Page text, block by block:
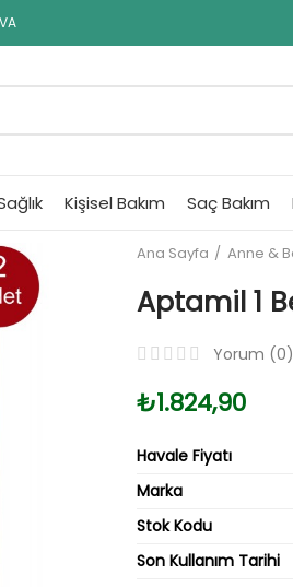
Kişisel Bakım Saç Bakım
Ana Sayfa Anne &
Aptamil 1
Yorum (0)
₺1.824,90
Havale Fiyatı
Marka
Stok Kodu
Son Kullanım Tarihi